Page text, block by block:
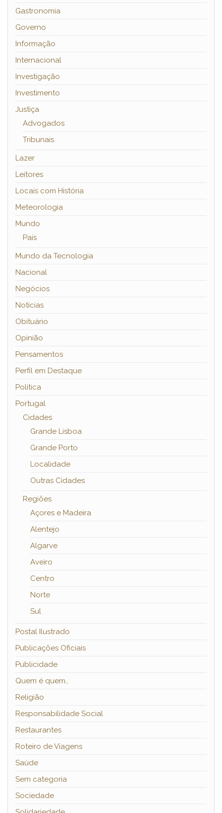
Gastronomia
Governo
Informação
Internacional
Investigação
Investimento
Justiça
Advogados
Tribunais
Lazer
Leitores
Locais com História
Meteorologia
Mundo
País
Mundo da Tecnologia
Nacional
Negócios
Notícias
Obituário
Opinião
Pensamentos
Perfil em Destaque
Política
Portugal
Cidades
Grande Lisboa
Grande Porto
Localidade
Outras Cidades
Regiões
Açores e Madeira
Alentejo
Algarve
Aveiro
Centro
Norte
Sul
Postal Ilustrado
Publicações Oficiais
Publicidade
Quem é quem…
Religião
Responsabilidade Social
Restaurantes
Roteiro de Viagens
Saúde
Sem categoria
Sociedade